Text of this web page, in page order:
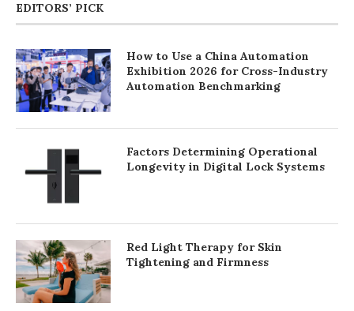
EDITORS’ PICK
How to Use a China Automation
Exhibition 2026 for Cross-Industry
Automation Benchmarking
Factors Determining Operational
Longevity in Digital Lock Systems
Red Light Therapy for Skin
Tightening and Firmness